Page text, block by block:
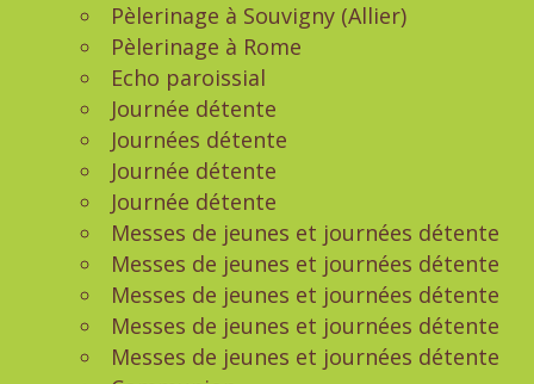
Pèlerinage à Souvigny (Allier)
Pèlerinage à Rome
Echo paroissial
Journée détente
Journées détente
Journée détente
Journée détente
Messes de jeunes et journées détente
Messes de jeunes et journées détente
Messes de jeunes et journées détente
Messes de jeunes et journées détente
Messes de jeunes et journées détente